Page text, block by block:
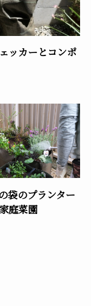
ッカーとコンポ
袋のプランター
庭菜園